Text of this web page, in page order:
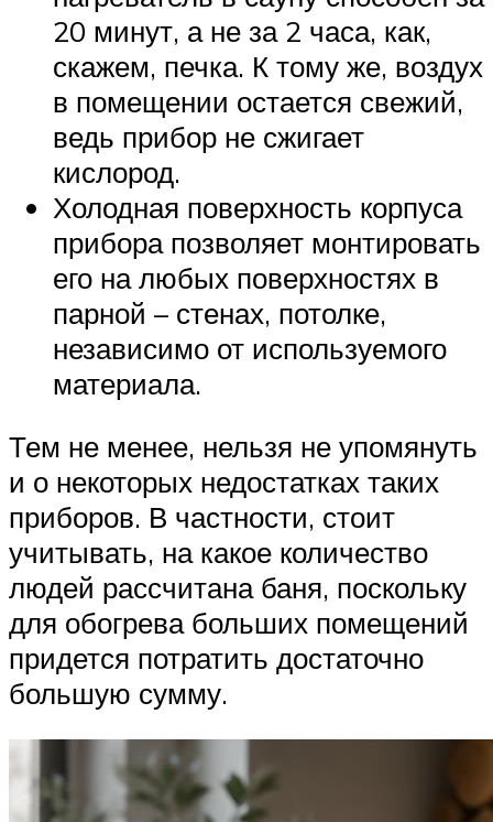
20 минут, а не за 2 часа, как,
скажем, печка. К тому же, воздух
в помещении остается свежий,
ведь прибор не сжигает
кислород.
Холодная поверхность корпуса
прибора позволяет монтировать
его на любых поверхностях в
парной – стенах, потолке,
независимо от используемого
материала.
Тем не менее, нельзя не упомянуть
и о некоторых недостатках таких
приборов. В частности, стоит
учитывать, на какое количество
людей рассчитана баня, поскольку
для обогрева больших помещений
придется потратить достаточно
большую сумму.